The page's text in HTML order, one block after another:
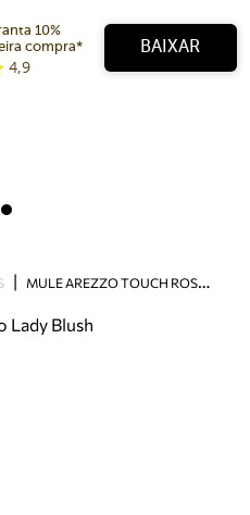
devoluções e mais.
10%
compra*
4,9
BAIXAR
M
ULE AREZZO TOUCH ROSA COURO LADY BLUSH
Lady Blush